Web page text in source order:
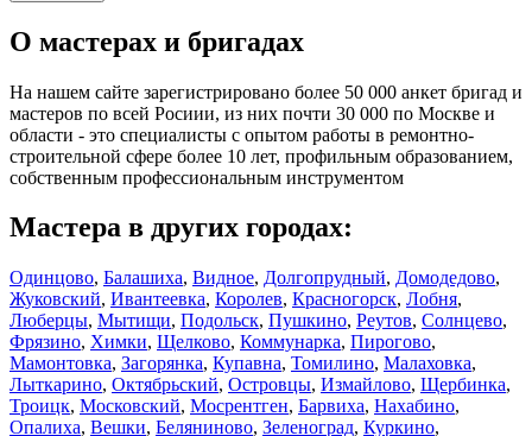
О мастерах и бригадах
На нашем сайте зарегистрировано более 50 000 анкет бригад и
мастеров по всей Росиии, из них почти 30 000 по Москве и
области - это специалисты с опытом работы в ремонтно-
строительной сфере более 10 лет, профильным образованием,
собственным профессиональным инструментом
Мастера в других городах:
Одинцово, Балашиха, Видное, Долгопрудный, Домодедово,
Жуковский, Ивантеевка, Королев, Красногорск, Лобня,
Люберцы, Мытищи, Подольск, Пушкино, Реутов, Солнцево,
Фрязино, Химки, Щелково, Коммунарка, Пирогово,
Мамонтовка, Загорянка, Купавна, Томилино, Малаховка,
Лыткарино, Октябрьский, Островцы, Измайлово, Щербинка,
Троицк, Московский, Мосрентген, Барвиха, Нахабино,
Опалиха, Вешки, Беляниново, Зеленоград, Куркино,